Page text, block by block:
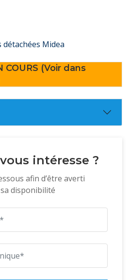
détachées Midea
COURS (Voir dans
intéresse ?
afin d’être averti
disponibilité